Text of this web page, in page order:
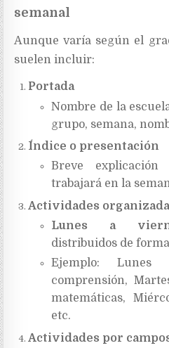
semanal
Aunque varía según el
suelen incluir:
Portada
Nombre de la
grupo, semana,
Índice o presentación
Breve
trabajará en la
Actividades
Lunes a
distribuidos de
Ejemplo:
comprensión,
matemáticas,
etc.
Actividades por